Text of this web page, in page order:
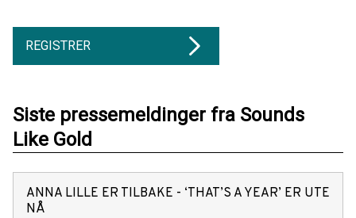
REGISTRER
Siste pressemeldinger fra Sounds
Like Gold
ANNA LILLE ER TILBAKE - ‘THAT’S A YEAR’ ER UTE
NÅ